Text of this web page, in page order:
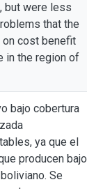
but were less
that the
on cost benefit
in the region of
bajo cobertura
ya que el
producen bajo
Se